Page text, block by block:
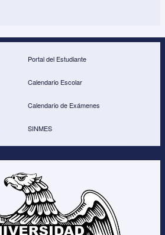
Portal del Estudiante
Calendario Escolar
Calendario de Exámenes
SINMES